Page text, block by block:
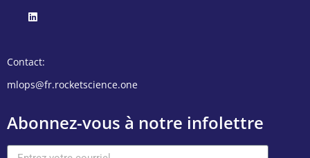
Contact:
mlops@fr.rocketscience.one
Abonnez-vous à notre infolettre